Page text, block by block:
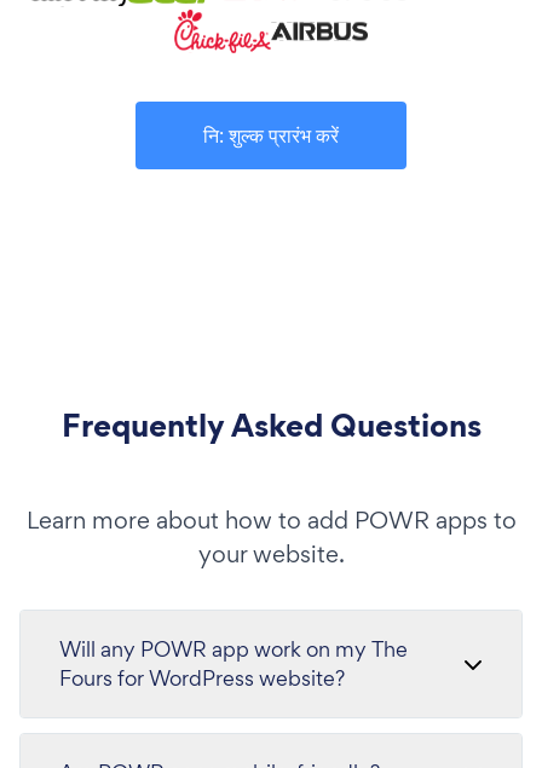
नि: शुल्क प्रारंभ करें
Frequently Asked Questions
Learn more about how to add POWR apps to
your website.
Will any POWR app work on my The
Fours for WordPress website?